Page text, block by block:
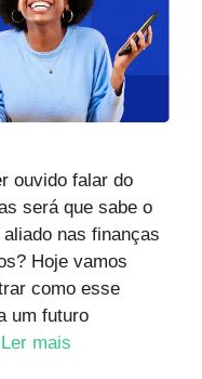
ouvido falar do
será que sabe o
nas finanças
Hoje vamos
como esse
um futuro
Ler mais